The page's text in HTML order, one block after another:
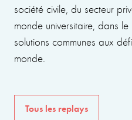
société civile, du secteur
monde universitaire, dans
solutions communes aux
monde.
Tous les replays